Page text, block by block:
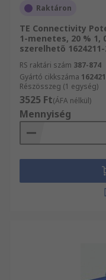
Raktáron
TE Connectivity
1-menetes, 20 % 1,
szerelhető
RS raktári szám 387-874
Gyártó cikkszáma
Részösszeg (1 egység)
3525 Ft(ÁFA nélkül)
Mennyiség